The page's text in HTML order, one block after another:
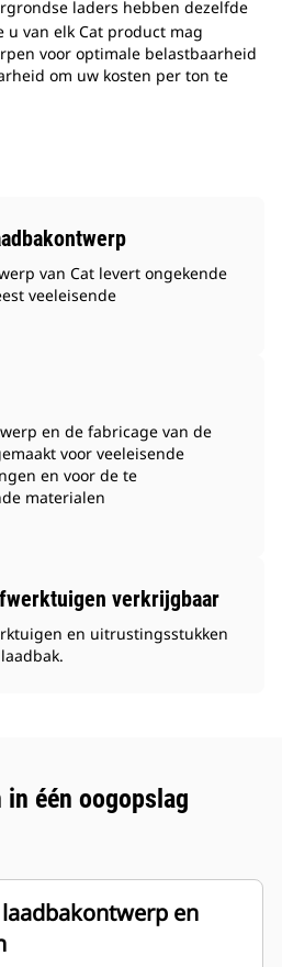
laders hebben dezelfde
van elk Cat product mag
voor optimale belastbaarheid
om uw kosten per ton te
van Cat levert ongekende
veeleisende
en de fabricage van de
voor veeleisende
en voor de te
materialen
verkrijgbaar
en uitrustingsstukken
in één oogopslag
en